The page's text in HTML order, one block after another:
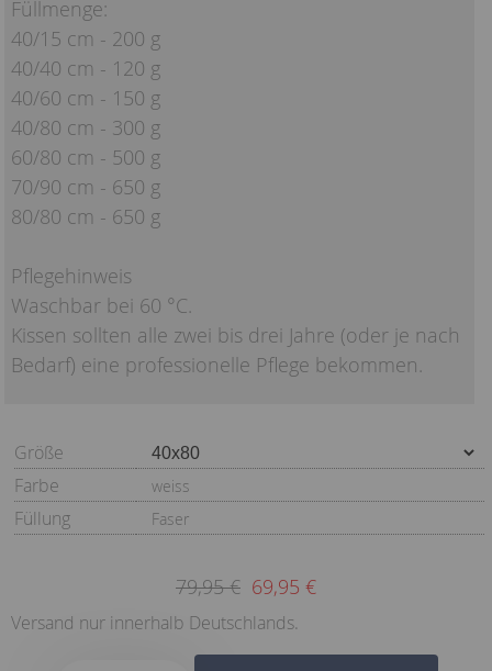
Füllmenge:
40/15 cm - 200 g
40/40 cm - 120 g
40/60 cm - 150 g
40/80 cm - 300 g
60/80 cm - 500 g
70/90 cm - 650 g
80/80 cm - 650 g
Pflegehinweis
Waschbar bei 60 °C.
Kissen sollten alle zwei bis drei Jahre (oder je nach
Bedarf) eine professionelle Pflege bekommen.
Größe
Farbe
weiss
Füllung Faser
79,95 € 69,95 €
Versand nur innerhalb Deutschlands.